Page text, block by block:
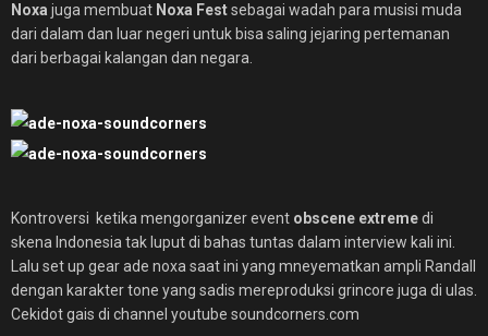
Noxa juga membuat Noxa Festsebagai wadah para musisi muda
dari dalam dan luar negeri untuk bisa saling jejaring pertemanan
dari berbagai kalangan dan negara.
Kontroversi ketika mengorganizer event obscene extremedi
skena Indonesia tak luput di bahas tuntas dalam interview kali ini.
Lalu set up gear ade noxa saat ini yang mneyematkan ampli Randall
dengan karakter tone yang sadis mereproduksi grincore juga di ulas.
Cekidot gais di channel youtube soundcorners.com